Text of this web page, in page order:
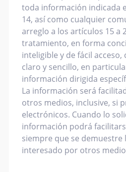
toda información indicada
14, así como cualquier
arreglo a los artículos 15 a
tratamiento, en forma
inteligible y de fácil acceso,
claro y sencillo, en
información dirigida
La información será
otros medios, inclusive, si
electrónicos. Cuando lo
información podrá
siempre que se demuestre
interesado por otros